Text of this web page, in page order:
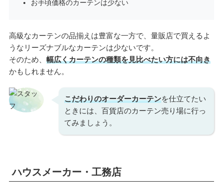
お手頃価格のカーテンは少ない
高級なカーテンの品揃えは豊富な一方で、量販店で買えるよ
うなリーズナブルなカーテンは少ないです。
そのため、 幅広くカーテンの種類を見比べたい方には不向き
かもしれません。
こだわりのオーダーカーテンを仕立てたい
ときには、百貨店のカーテン売り場に行っ
てみましょう。
ハウスメーカー・工務店